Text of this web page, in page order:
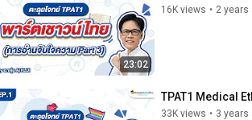
23:02
16K views • 2 years
TPAT1 Medical
33K views • 3 years